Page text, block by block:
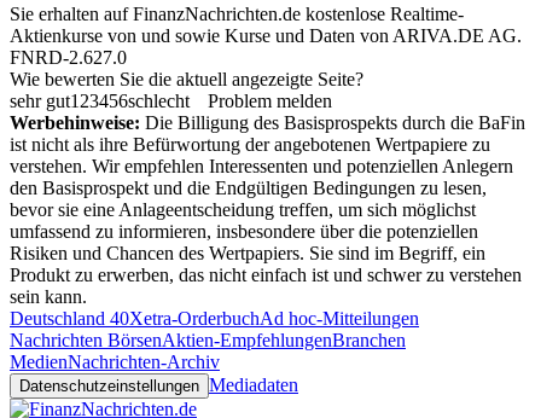
Sie erhalten auf FinanzNachrichten.de kostenlose Realtime-
Aktienkurse von und sowie Kurse und Daten von ARIVA.DE AG.
FNRD-2.627.0
Wie bewerten Sie die aktuell angezeigte Seite?
sehr gut1 23456schlecht
Problem melden
Werbehinweise: Die Billigung des Basisprospekts durch die BaFin
ist nicht als ihre Befürwortung der angebotenen Wertpapiere zu
verstehen. Wir empfehlen Interessenten und potenziellen Anlegern
den Basisprospekt und die Endgültigen Bedingungen zu lesen,
bevor sie eine Anlageentscheidung treffen, um sich möglichst
umfassend zu informieren, insbesondere über die potenziellen
Risiken und Chancen des Wertpapiers. Sie sind im Begriff, ein
Produkt zu erwerben, das nicht einfach ist und schwer zu verstehen
sein kann.
Deutschland 40Xetra-OrderbuchAd hoc-Mitteilungen
Nachrichten BörsenAktien-EmpfehlungenBranchen
MedienNachrichten-Archiv
Datenschutzeinstellungen Mediadaten